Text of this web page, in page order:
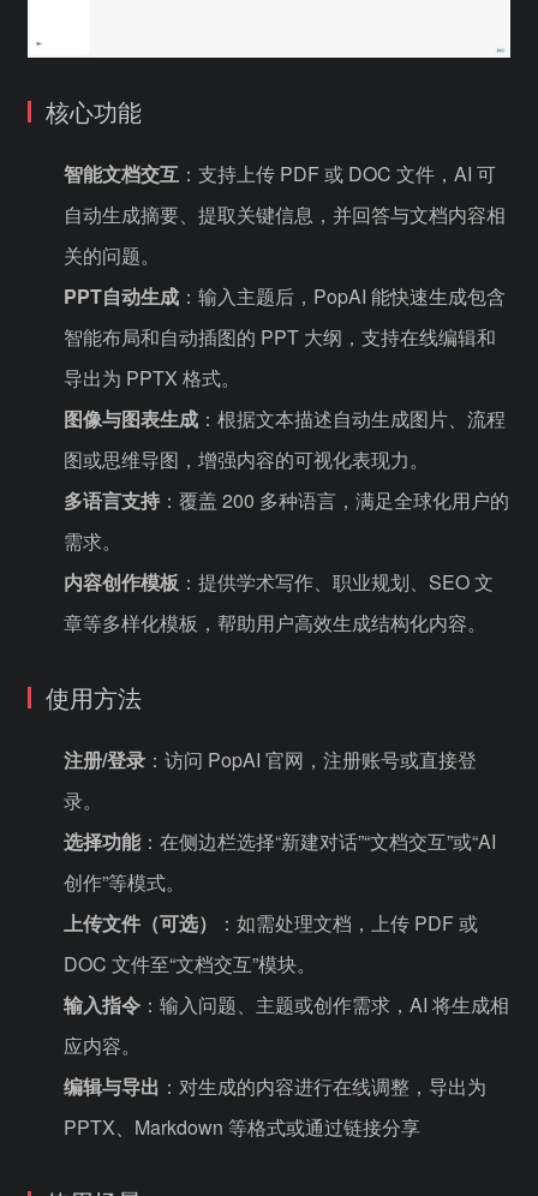
核心功能
智能文档交互 ：支持上传 PDF 或 DOC 文件，AI 可
自动生成摘要、提取关键信息，并回答与文档内容相
关的问题。
PPT自动生成 ：输入主题后，PopAI 能快速生成包含
智能布局和自动插图的 PPT 大纲，支持在线编辑和
导出为 PPTX 格式。
图像与图表生成 ：根据文本描述自动生成图片、流程
图或思维导图，增强内容的可视化表现力。
多语言支持 ：覆盖 200 多种语言，满足全球化用户的
需求。
内容创作模板 ：提供学术写作、职业规划、SEO 文
章等多样化模板，帮助用户高效生成结构化内容。
使用方法
注册/登录 ：访问 PopAI 官网，注册账号或直接登
录。
选择功能：在侧边栏选择“新建对话”“文档交互”或“AI
创作”等模式。
上传文件（可选）
：如需处理文档，上传 PDF 或
DOC 文件至“文档交互”模块。
输入指令 ：输入问题、主题或创作需求，AI 将生成相
应内容。
编辑与导出 ：对生成的内容进行在线调整，导出为
PPTX、Markdown 等格式或通过链接分享